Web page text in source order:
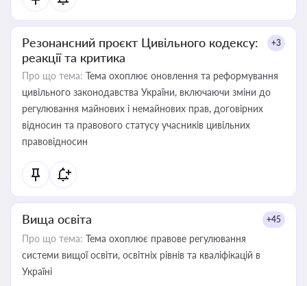
Резонансний проєкт Цивільного кодексу:
реакції та критика
+3
Про що тема: Тема охоплює оновлення та реформування
цивільного законодавства України, включаючи зміни до
регулювання майнових і немайнових прав, договірних
відносин та правового статусу учасників цивільних
правовідносин
Вища освіта +45
Про що тема: Тема охоплює правове регулювання
системи вищої освіти, освітніх рівнів та кваліфікацій в
Україні